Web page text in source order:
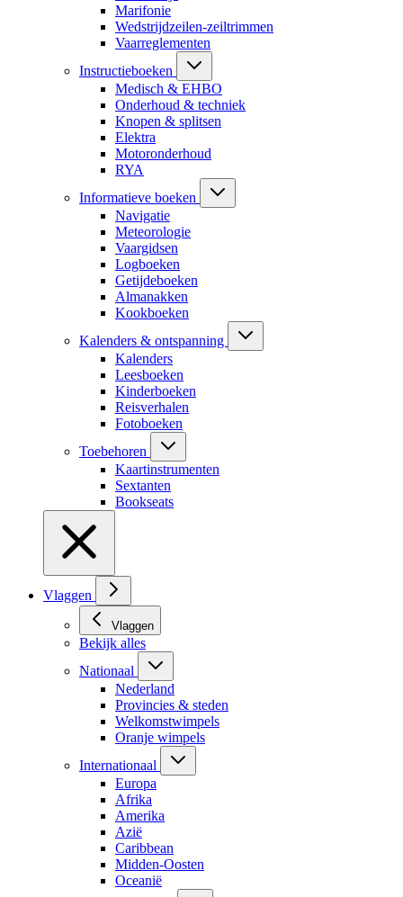
Marifonie
Wedstrijdzeilen-zeiltrimmen
Vaarreglementen
Instructieboeken
Medisch & EHBO
Onderhoud & techniek
Knopen & splitsen
Elektra
Motoronderhoud
RYA
Informatieve boeken
Navigatie
Meteorologie
Vaargidsen
Logboeken
Getijdeboeken
Almanakken
Kookboeken
Kalenders & ontspanning
Kalenders
Leesboeken
Kinderboeken
Reisverhalen
Fotoboeken
Toebehoren
Kaartinstrumenten
Sextanten
Bookseats
Vlaggen
Vlaggen
Bekijk alles
Nationaal
Nederland
Provincies & steden
Welkomstwimpels
Oranje wimpels
Internationaal
Europa
Afrika
Amerika
Azië
Caribbean
Midden-Oosten
Oceanië